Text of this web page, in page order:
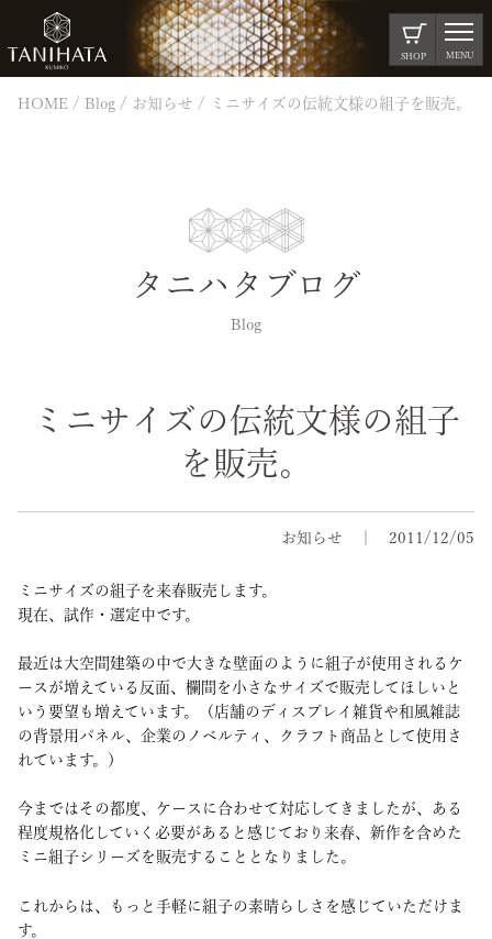
SHOP MENU
HOME Blog お知らせ ミニサイズの伝統文様の組子を販売。
タニハタブログ
Blog
ミニサイズの伝統文様の組子
を販売。
お知らせ 2011/12/05
ミニサイズの組子を来春販売します。
現在、試作・選定中です。
最近は大空間建築の中で大きな壁面のように組子が使用されるケ
ースが増えている反面、欄間を小さなサイズで販売してほしいと
いう要望も増えています。（店舗のディスプレイ雑貨や和風雑誌
の背景用パネル、企業のノベルティ、クラフト商品として使用さ
れています。）
今まではその都度、ケースに合わせて対応してきましたが、ある
程度規格化していく必要があると感じており来春、新作を含めた
ミニ組子シリーズを販売することとなりました。
これからは、もっと手軽に組子の素晴らしさを感じていただけま
す。